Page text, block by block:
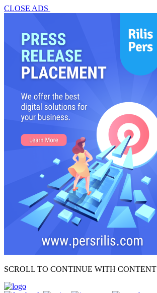
CLOSE ADS
SCROLL TO CONTINUE WITH CONTENT